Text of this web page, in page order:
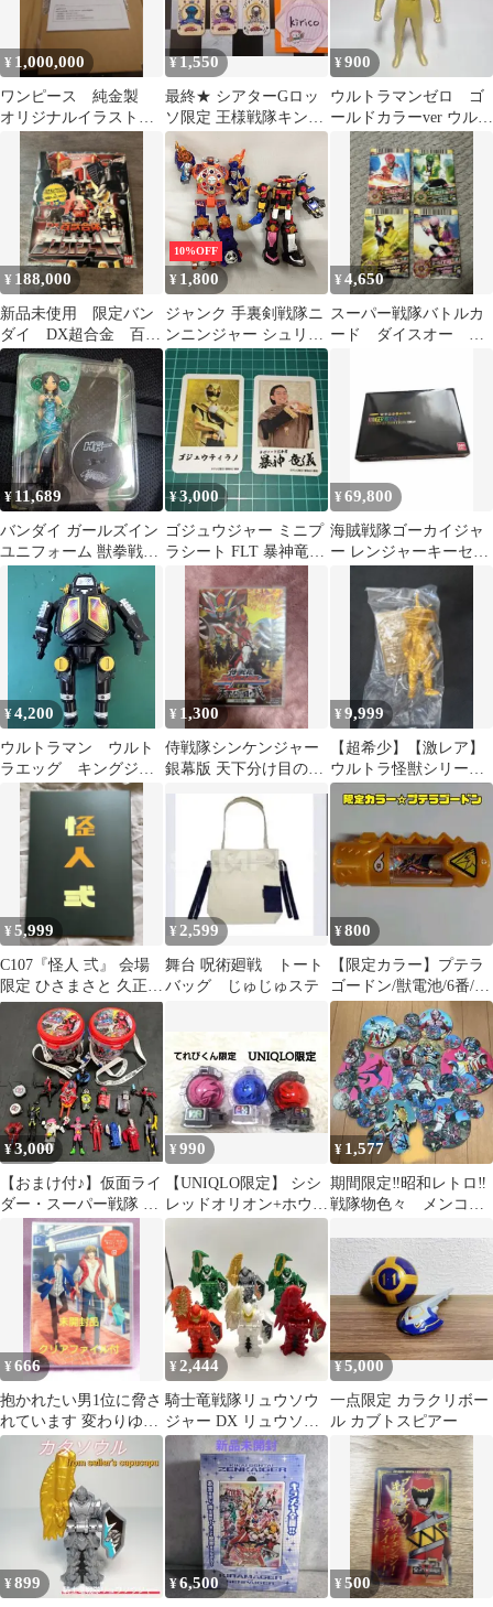
¥ 1,000,000
ワンピース 純金製
オリジナルイラストプ
レート 世界50個限定
¥1,550
最終★ シアターGロッ
ソ限定 王様戦隊キング
オージャー おうえん木
札 7枚セット
¥900
ウルトラマンゼロ ゴ
ールドカラーver ウルト
ラヒーローEXO 限定
ソフビ
¥ 188,000
新品未使用 限定バン
ダイ DX超合金 百獣
戦隊ガオレンジャー
百獣合体ガオナイト
10%OFF
¥ 1,800
ジャンク 手裏剣戦隊ニ
ンニンジャー シュリケ
ンジン ゲキアツダイオ
ー 食玩 ミニプラ 部品
取り 欠品あり X926
¥4,650
スーパー戦隊バトルカ
ード ダイスオー レ
¥ 11,689
バンダイ ガールズイン
ユニフォーム 獣拳戦隊
ゲキレンジャー メレ
【未開封】
¥3,000
ゴジュウジャー ミニプ
ラシート FLT 暴神竜儀
ゴジュウティラノ
¥69,800
海賊戦隊ゴーカイジャ
ー レンジャーキーセッ
¥4,200
ウルトラマン ウルト
ラエッグ キングジョ
ーブラック 限定品
¥ 1,300
侍戦隊シンケンジャー
銀幕版 天下分け目の戦
¥9,999
【超希少】【激レア】
ウルトラ怪獣シリーズ
カネゴン 豪華金爛ver.
ソフビ
¥5,999
C107『怪人 弍』 会場
限定 ひさまさと 久正人
特撮 スーパー戦隊シリ
¥ 2,599
舞台 呪術廻戦 トート
バッグ じゅじゅステ
¥800
【限定カラー】プテラ
ゴードン/獣電池/6番/キ
ョウリュウジャー/仮面
ライダー
¥3,000
【おまけ付♪】仮面ライ
ダー・スーパー戦隊 ポ
ップコーンケース イオ
ンシネマ限定
¥990
【UNIQLO限定】 シシ
レッドオリオン+ホウオ
ウソルジャー+エグゼイ
ド
¥ 1,577
期間限定‼️昭和レトロ‼️
戦隊物色々 メンコ
め売り
¥666
抱かれたい男1位に脅さ
れています 変わりゆく
もの変わらないもの 特
¥2,444
騎士竜戦隊リュウソウ
ジャー DX リュウソウ
ル 6種セット 限定 特典
アイテム
¥5,000
一点限定 カラクリボー
ル カブトスピアー
¥899 ¥6,500 ¥500